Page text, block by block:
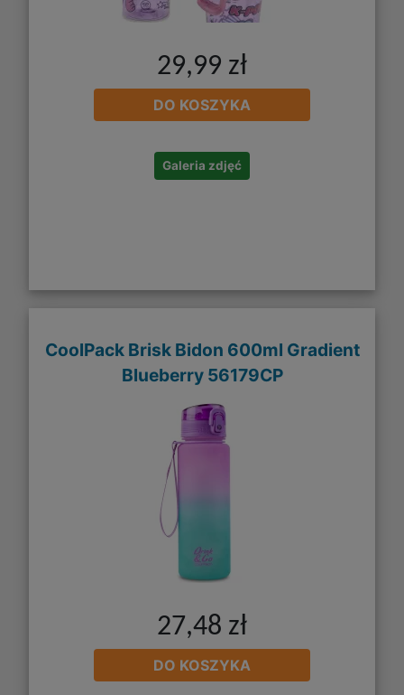
29,99 zł
DO KOSZYKA
Galeria zdjęć
CoolPack Brisk Bidon 600ml Gradient
Blueberry 56179CP
27,48 zł
DO KOSZYKA